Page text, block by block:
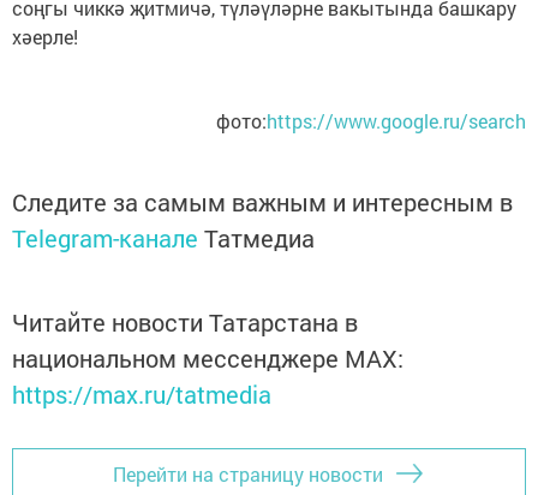
соңгы чиккә җитмичә, түләүләрне вакытында башкару
хәерле!
фото:https://www.google.ru/search
Следите за самым важным и интересным в
Telegram-канале Татмедиа
Читайте новости Татарстана в
национальном мессенджере MАХ:
https://max.ru/tatmedia
Перейти на страницу новости